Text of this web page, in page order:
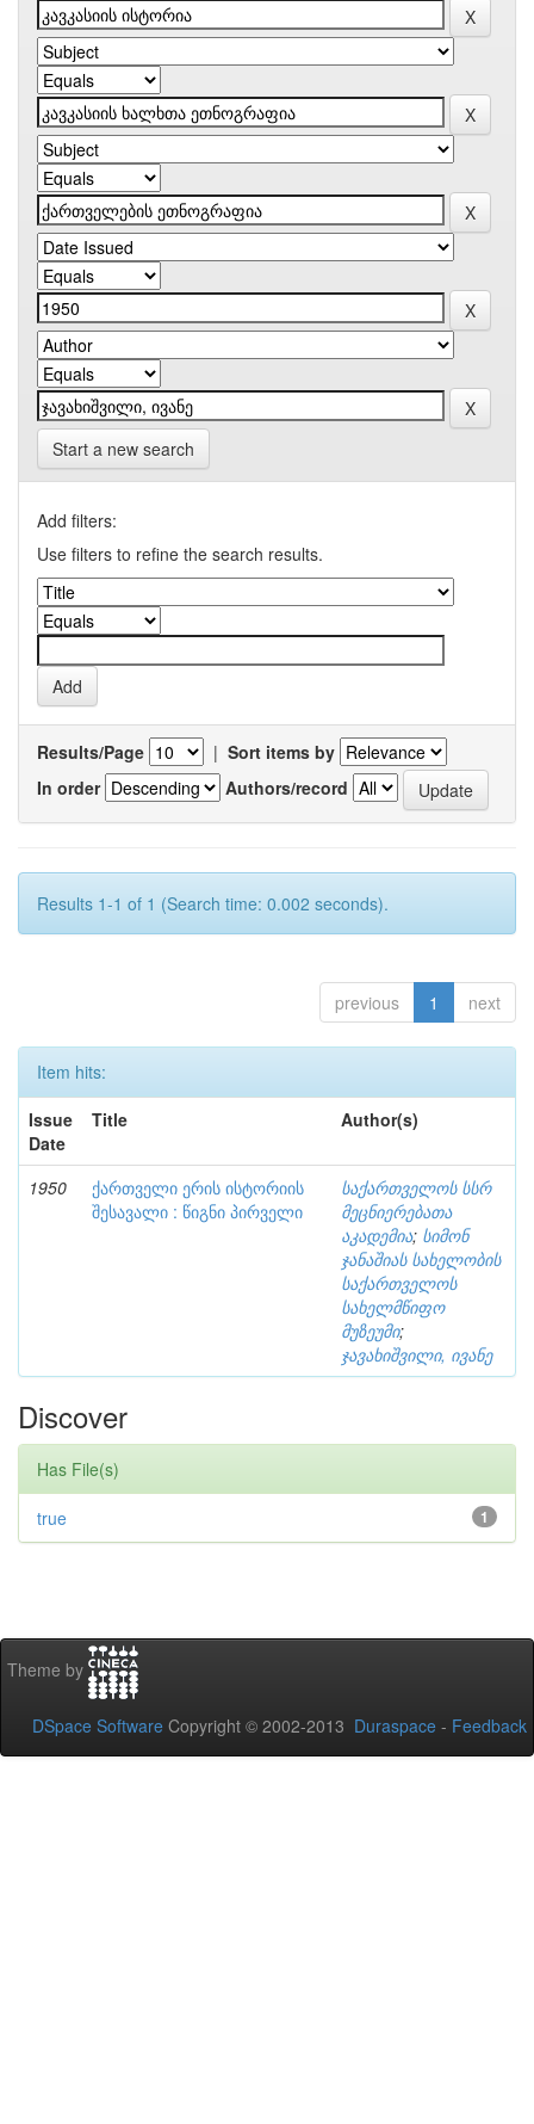
Start a new search
Add filters:
Use filters to refine the search results.
Results/Page | Sort items by
In order
Authors/record
Results 1-1 of 1 (Search time: 0.002 seconds).
previous 1 next
Item hits:
Issue
Date
Title Author(s)
1950
ქართველი ერის ისტორიის
შესავალი : წიგნი პირველი
საქართველოს სსრ
მეცნიერებათა
აკადემია; სიმონ
ჯანაშიას სახელობის
საქართველოს
სახელმწიფო
მუზეუმი;
ჯავახიშვილი, ივანე
Discover
Has File(s)
1
true
Theme by
DSpace Software Copyright © 2002-2013 Duraspace - Feedback